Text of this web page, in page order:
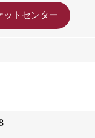
ットセンター